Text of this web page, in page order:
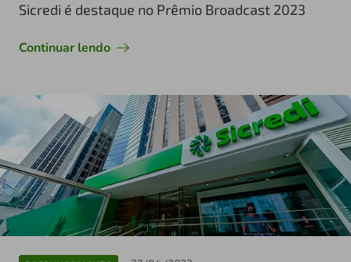
Sicredi é destaque no Prêmio Broadcast 2023
Continuar lendo